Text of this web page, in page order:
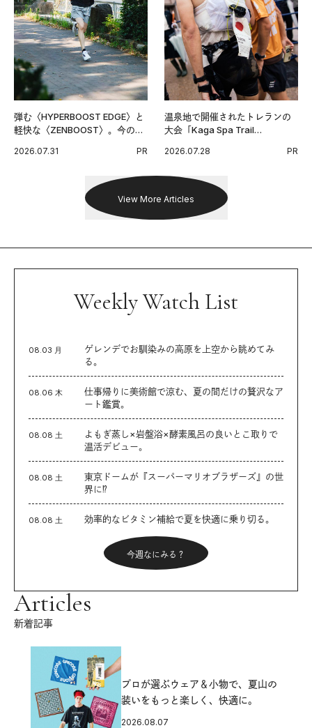
弾む〈HYPERBOOST EDGE〉と
軽快な〈ZENBOOST〉。今の時
出した新機軸。
2026.07.31 PR
温泉地で開催されたトレランの
大会「Kaga Spa Trail
戦を夢見るランナーたちの奮闘
2026.07.28 PR
View More Articles
Weekly Watch List
08.03 月
ゲレンデでお馴染みの高原を上空から眺めてみ
る。
08.06 木
仕事帰りに美術館で涼む、夏の間だけの贅沢なア
ート鑑賞。
08.08 土
よもぎ蒸し×岩盤浴×酵素風呂の良いとこ取りで
温活デビュー。
08.08 土
東京ドームが『スーパーマリオブラザーズ』の世
界に⁉︎
08.08 土 効率的なビタミン補給で夏を快適に乗り切る。
今週なにみる？
Articles
新着記事
プロが選ぶウェア＆小物で、夏山の
装いをもっと楽しく、快適に。
2026.08.07